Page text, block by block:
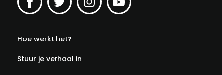
Hoe werkt het?
Stuur je verhaal in